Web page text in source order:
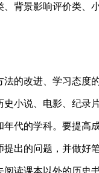
背景影响评价类、
的改进、学习态度
小说、电影、纪录
代的学科。要提高
出的问题，并做好
读课本以外的历